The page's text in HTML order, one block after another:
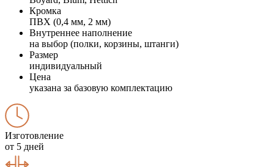
Кромка
ПВХ (0,4 мм, 2 мм)
Внутреннее наполнение
на выбор (полки, корзины, штанги)
Размер
индивидуальный
Цена
указана за базовую комплектацию
Изготовление
от 5 дней